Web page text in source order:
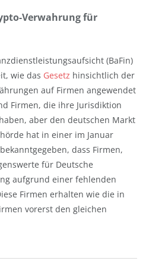
Verwahrung für
(BaFin)
wie das Gesetz hinsichtlich der
auf Firmen angewendet
Firmen, die ihre Jurisdiktion
aber den deutschen Markt
hat in einer im Januar
bekanntgegeben, dass Firmen,
für Deutsche
aufgrund einer fehlenden
Firmen erhalten wie die in
vorerst den gleichen